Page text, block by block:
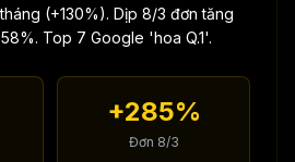
(+130%). Dịp 8/3 đơn tăng
Top 7 Google 'hoa Q.1'.
+285%
Đơn 8/3